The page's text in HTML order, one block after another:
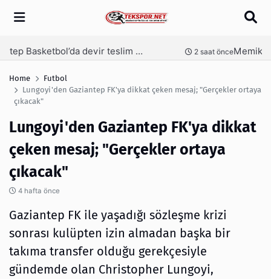
Arama 6 saat önce
Home
Futbol
Lungoyi'den Gaziantep FK'ya dikkat çeken mesaj; "Gerçekler ortaya
çıkacak"
Lungoyi'den Gaziantep FK'ya dikkat
çeken mesaj; "Gerçekler ortaya
çıkacak"
4 hafta önce
Gaziantep FK ile yaşadığı sözleşme krizi
sonrası kulüpten izin almadan başka bir
takıma transfer olduğu gerekçesiyle
gündemde olan Christopher Lungoyi,